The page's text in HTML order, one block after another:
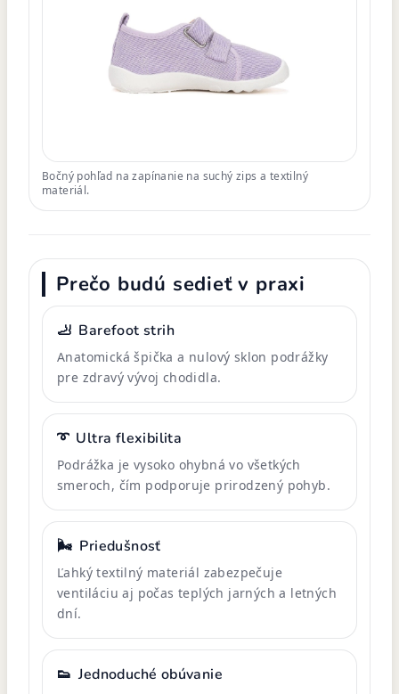
Bočný pohľad na zapínanie na suchý zips a textilný
materiál.
Prečo budú sedieť v praxi
🦶 Barefoot strih
Anatomická špička a nulový sklon podrážky
pre zdravý vývoj chodidla.
➰ Ultra flexibilita
Podrážka je vysoko ohybná vo všetkých
smeroch, čím podporuje prirodzený pohyb.
🌬️ Priedušnosť
Ľahký textilný materiál zabezpečuje
ventiláciu aj počas teplých jarných a letných
dní.
👟 Jednoduché obúvanie